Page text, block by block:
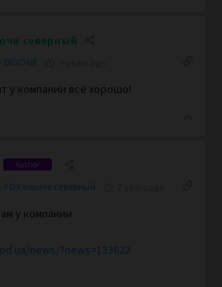
северный
BIGONE
у компании всё хорошо!
Author
FOX короче северный
у компании
news/?news=133622